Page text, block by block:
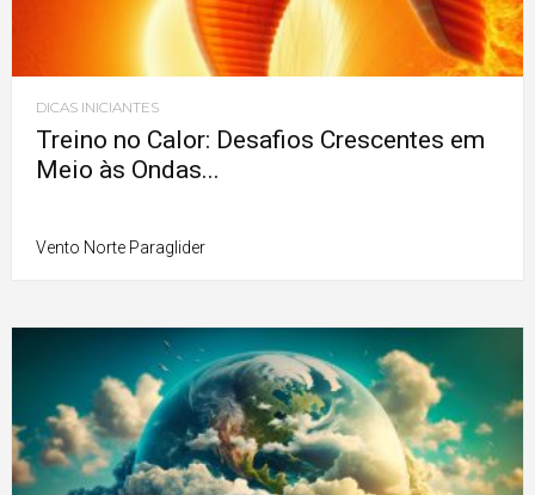
DICAS INICIANTES
Treino no Calor: Desafios Crescentes em
Meio às Ondas...
Vento Norte Paraglider